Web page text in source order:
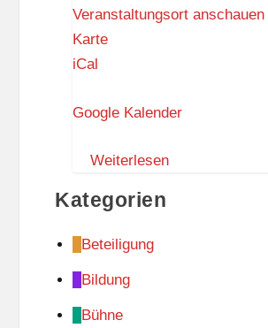
Veranstaltungsort anschauen
KarteS
d
t
i
e
n
iCal
Google Kalender
Weiterlesen
Kategorien
Beteiligung
Bildung
Bühne